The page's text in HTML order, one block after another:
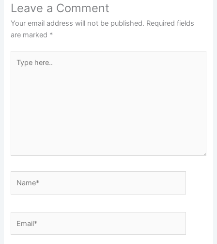
Leave a Comment
Your email address will not be published. Required fields
are marked *
here..